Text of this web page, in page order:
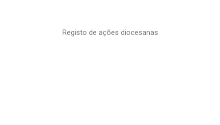
Registo de ações diocesanas